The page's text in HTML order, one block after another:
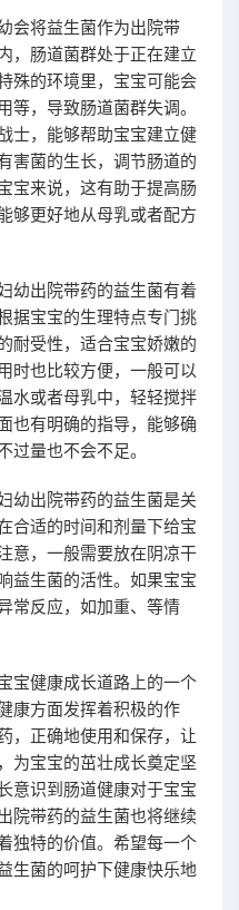
会将益生菌作为出院带
，肠道菌群处于正在建立
殊的环境里，宝宝可能会
等，导致肠道菌群失调。
士，能够帮助宝宝建立健
害菌的生长，调节肠道的
宝来说，这有助于提高肠
够更好地从母乳或者配方
幼出院带药的益生菌有着
据宝宝的生理特点专门挑
耐受性，适合宝宝娇嫩的
时也比较方便，一般可以
水或者母乳中，轻轻搅拌
也有明确的指导，能够确
过量也不会不足。
幼出院带药的益生菌是关
合适的时间和剂量下给宝
意，一般需要放在阴凉干
益生菌的活性。如果宝宝
常反应，如加重、等情
宝健康成长道路上的一个
康方面发挥着积极的作
，正确地使用和保存，让
为宝宝的茁壮成长奠定坚
意识到肠道健康对于宝宝
院带药的益生菌也将继续
独特的价值。希望每一个
生菌的呵护下健康快乐地